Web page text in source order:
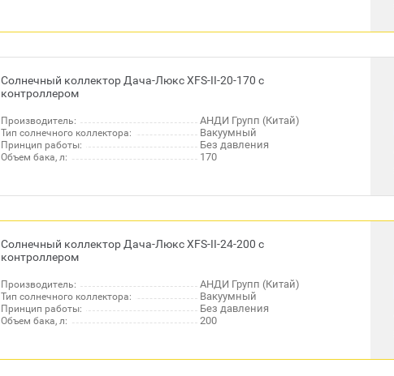
Солнечный коллектор Дача-Люкс XFS-II-20-170 с
контроллером
Производитель: АНДИ Групп (Китай)
Тип солнечного коллектора: Вакуумный
Принцип работы: Без давления
Объем бака, л: 170
Солнечный коллектор Дача-Люкс XFS-II-24-200 с
контроллером
Производитель: АНДИ Групп (Китай)
Тип солнечного коллектора: Вакуумный
Принцип работы: Без давления
Объем бака, л: 200